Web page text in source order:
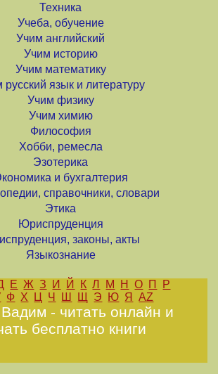
Техника
Учеба, обучение
Учим английский
Учим историю
Учим математику
русский язык и литературу
Учим физику
Учим химию
Философия
Хобби, ремесла
Эзотерика
и бухгалтерия
справочники, словари
Этика
Юриспруденция
законы, акты
Языкознание
Е Ж З И Й К Л М Н О П
Р
Ф Х Ц Ч Ш Щ Э Ю Я AZ
- читать онлайн и
бесплатно книги